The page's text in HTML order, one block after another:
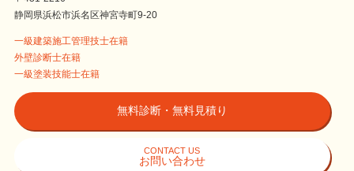
静岡県浜松市浜名区神宮寺町9-20
一級建築施工管理技士在籍
外壁診断士在籍
一級塗装技能士在籍
無料診断・無料見積り
CONTACT US
お問い合わせ